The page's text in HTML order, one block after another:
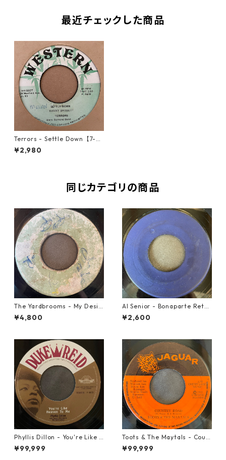
最近チェックした商品
Terrors - Settle Down【7-21
383】
¥2,980
同じカテゴリの商品
The Yardbrooms - My Desir
e【7-21922】
¥4,800
Al Senior - Bonaparte Retre
at【7-21861】
¥2,600
Phyllis Dillon - You're Like H
eaven To Me【7-21913】
¥99,999
Toots & The Maytals - Coun
try Road【7-21951】
¥99,999